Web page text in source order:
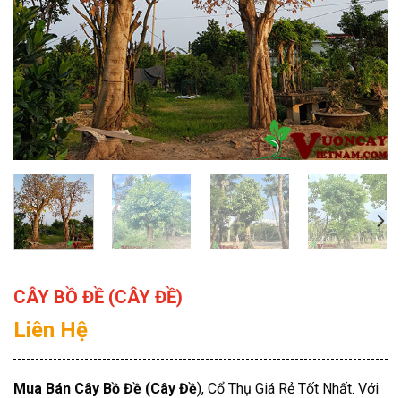
CÂY BỒ ĐỀ (CÂY ĐỀ)
Liên Hệ
Mua Bán Cây Bồ Đề (Cây Đề), Cổ Thụ Giá Rẻ Tốt Nhất. Với